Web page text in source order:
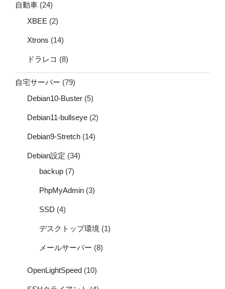
自動車 (24)
XBEE (2)
Xtrons (14)
ドラレコ (8)
自宅サーバー (79)
Debian10-Buster (5)
Debian11-bullseye (2)
Debian9-Stretch (14)
Debian設定 (34)
backup (7)
PhpMyAdmin (3)
SSD (4)
デスクトップ環境 (1)
メールサーバー (8)
OpenLightSpeed (10)